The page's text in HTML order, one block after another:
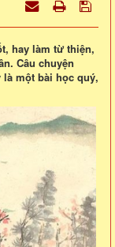
hay làm từ thiện,
Câu chuyện
một bài học quý,